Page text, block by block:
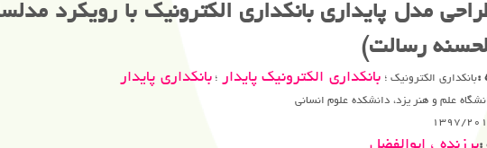
مدل پایداری بانکداری الکترونیک با رویکرد
رسالت)
:بانکداری الکترونیک ؛بانکداری الکترونیک پایدار ؛بانکداری پایدار
علم و هنر یزد، دانشکده علوم انسانی
1397/